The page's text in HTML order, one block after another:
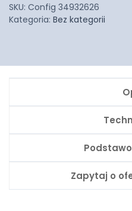
SKU: Config 34932626
Kategoria: Bez kategorii
Zapytaj o